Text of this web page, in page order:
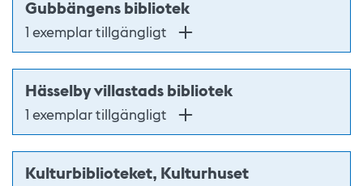
Gubbängens bibliotek
1 exemplar tillgängligt
Hässelby villastads bibliotek
1 exemplar tillgängligt
Kulturbiblioteket, Kulturhuset